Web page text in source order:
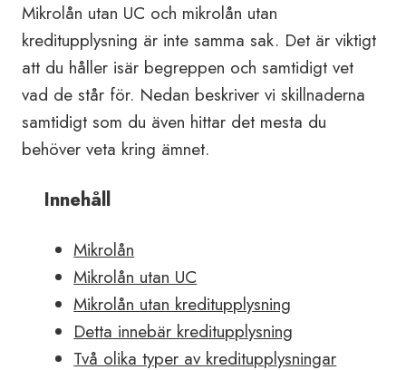
Mikrolån utan UC och mikrolån utan
kreditupplysning är inte samma sak. Det är viktigt
att du håller isär begreppen och samtidigt vet
vad de står för. Nedan beskriver vi skillnaderna
samtidigt som du även hittar det mesta du
behöver veta kring ämnet.
Innehåll
Mikrolån
Mikrolån utan UC
Mikrolån utan kreditupplysning
Detta innebär kreditupplysning
Två olika typer av kreditupplysningar